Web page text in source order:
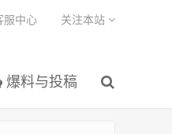
爆料与投稿
服中心 关注本站